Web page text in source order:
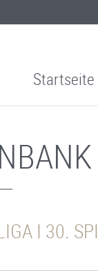
überspringen
Startseite
I 30.